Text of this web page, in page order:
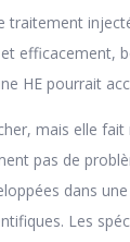
traitement
efficacement,
HE pourrait
mais elle fait
pas de
dans
Les